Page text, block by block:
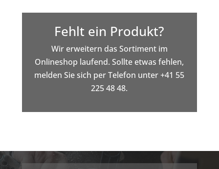
Fehlt ein Produkt?
Wir erweitern das Sortiment im
Onlineshop laufend. Sollte etwas fehlen,
melden Sie sich per Telefon unter +41 55
225 48 48.